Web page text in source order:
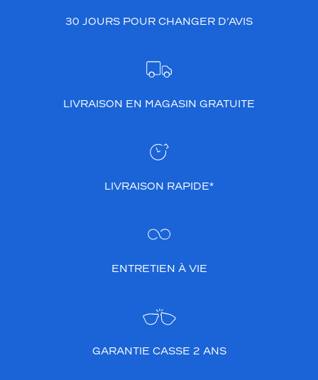
30 JOURS POUR CHANGER D’AVIS
LIVRAISON EN MAGASIN GRATUITE
LIVRAISON RAPIDE*
ENTRETIEN À VIE
GARANTIE CASSE 2 ANS